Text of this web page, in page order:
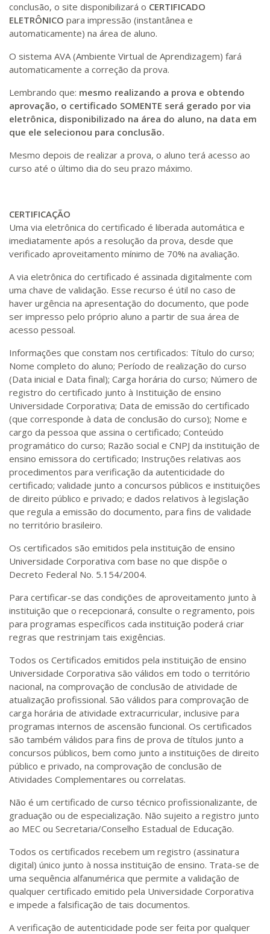
conclusão, o site disponibilizará o CERTIFICADO
ELETRÔNICO para impressão (instantânea e
automaticamente) na área de aluno.
O sistema AVA (Ambiente Virtual de Aprendizagem) fará
automaticamente a correção da prova.
Lembrando que: mesmo realizando a prova e obtendo
aprovação, o certificado SOMENTE será gerado por via
eletrônica, disponibilizado na área do aluno, na data em
que ele selecionou para conclusão.
Mesmo depois de realizar a prova, o aluno terá acesso ao
curso até o último dia do seu prazo máximo.
CERTIFICAÇÃO
Uma via eletrônica do certificado é liberada automática e
imediatamente após a resolução da prova, desde que
verificado aproveitamento mínimo de 70% na avaliação.
A via eletrônica do certificado é assinada digitalmente com
uma chave de validação. Esse recurso é útil no caso de
haver urgência na apresentação do documento, que pode
ser impresso pelo próprio aluno a partir de sua área de
acesso pessoal.
Informações que constam nos certificados: Título do curso;
Nome completo do aluno; Período de realização do curso
(Data inicial e Data final); Carga horária do curso; Número de
registro do certificado junto à Instituição de ensino
Universidade Corporativa; Data de emissão do certificado
(que corresponde à data de conclusão do curso); Nome e
cargo da pessoa que assina o certificado; Conteúdo
programático do curso; Razão social e CNPJ da instituição de
ensino emissora do certificado; Instruções relativas aos
procedimentos para verificação da autenticidade do
certificado; validade junto a concursos públicos e instituições
de direito público e privado; e dados relativos à legislação
que regula a emissão do documento, para fins de validade
no território brasileiro.
Os certificados são emitidos pela instituição de ensino
Universidade Corporativa com base no que dispõe o
Decreto Federal No. 5.154/2004.
Para certificar-se das condições de aproveitamento junto à
instituição que o recepcionará, consulte o regramento, pois
para programas específicos cada instituição poderá criar
regras que restrinjam tais exigências.
Todos os Certificados emitidos pela instituição de ensino
Universidade Corporativa são válidos em todo o território
nacional, na comprovação de conclusão de atividade de
atualização profissional. São válidos para comprovação de
carga horária de atividade extracurricular, inclusive para
programas internos de ascensão funcional. Os certificados
são também válidos para fins de prova de títulos junto a
concursos públicos, bem como junto a instituições de direito
público e privado, na comprovação de conclusão de
Atividades Complementares ou correlatas.
Não é um certificado de curso técnico profissionalizante, de
graduação ou de especialização. Não sujeito a registro junto
ao MEC ou Secretaria/Conselho Estadual de Educação.
Todos os certificados recebem um registro (assinatura
digital) único junto à nossa instituição de ensino. Trata-se de
uma sequência alfanumérica que permite a validação de
qualquer certificado emitido pela Universidade Corporativa
e impede a falsificação de tais documentos.
A verificação de autenticidade pode ser feita por qualquer